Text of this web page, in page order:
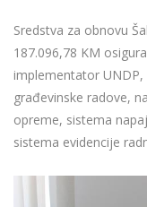
Sredstva za obnovu
187.096,78 KM
implementator
građevinske radove,
opreme, sistema
sistema evidencije